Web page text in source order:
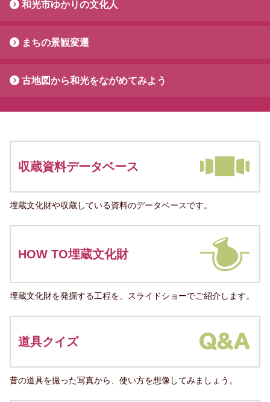
和光市ゆかりの文化人
まちの景観変遷
古地図から和光をながめてみよう
収蔵資料データベース
埋蔵文化財や収蔵している資料のデータベースです。
HOW TO埋蔵文化財
埋蔵文化財を発掘する工程を、スライドショーでご紹介します。
道具クイズ
昔の道具を撮った写真から、使い方を想像してみましょう。